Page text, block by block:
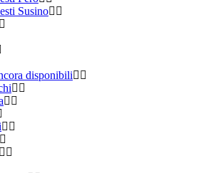
Susino
disponibili